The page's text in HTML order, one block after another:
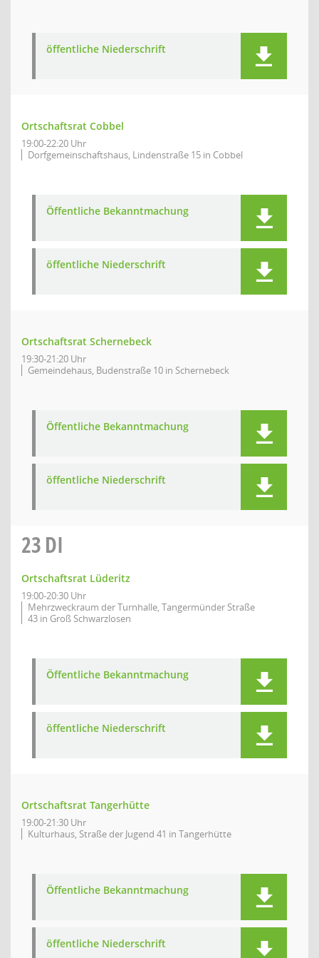
öffentliche Niederschrift
Ortschaftsrat Cobbel
19:00-22:20 Uhr
Dorfgemeinschaftshaus, Lindenstraße 15 in Cobbel
Öffentliche Bekanntmachung
öffentliche Niederschrift
Ortschaftsrat Schernebeck
19:30-21:20 Uhr
Gemeindehaus, Budenstraße 10 in Schernebeck
Öffentliche Bekanntmachung
öffentliche Niederschrift
23DI
Ortschaftsrat Lüderitz
19:00-20:30 Uhr
Mehrzweckraum der Turnhalle, Tangermünder Straße
43 in Groß Schwarzlosen
Öffentliche Bekanntmachung
öffentliche Niederschrift
Ortschaftsrat Tangerhütte
19:00-21:30 Uhr
Kulturhaus, Straße der Jugend 41 in Tangerhütte
Öffentliche Bekanntmachung
öffentliche Niederschrift